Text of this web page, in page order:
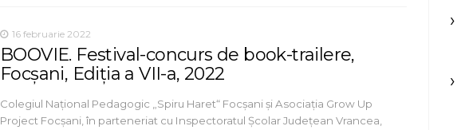
16 februarie 2022
BOOVIE. Festival-concurs de book-trailere,
Focșani, Ediția a VII-a, 2022
Colegiul Național Pedagogic „Spiru Haret“ Focșani și Asociația Grow Up
Project Focșani, în parteneriat cu Inspectoratul Şcolar Judeţean Vrancea,